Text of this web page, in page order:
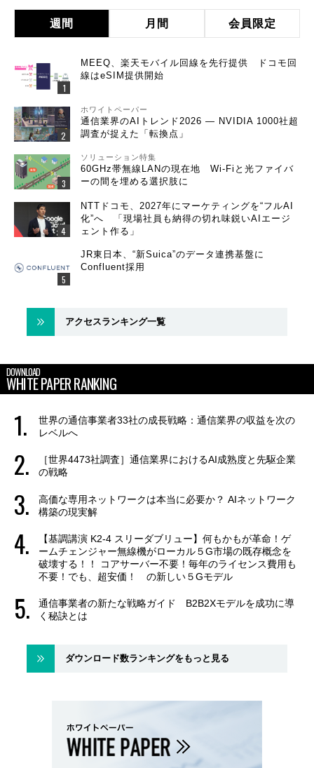
週間 月間 会員限定
MEEQ、楽天モバイル回線を先行提供 ドコモ回
線はeSIM提供開始
ホワイトペーパー
通信業界のAIトレンド2026 ― NVIDIA 1000社超
調査が捉えた「転換点」
ソリューション特集
60GHz帯無線LANの現在地 Wi-Fiと光ファイバ
ーの間を埋める選択肢に
NTTドコモ、2027年にマーケティングを“フルAI
化”へ 「現場社員も納得の切れ味鋭いAIエージ
ェント作る」
JR東日本、“新Suica”のデータ連携基盤に
Confluent採用
アクセスランキング一覧
DOWNLOAD
WHITE PAPER RANKING
世界の通信事業者33社の成長戦略：通信業界の収益を次の
レベルへ
［世界4473社調査］通信業界におけるAI成熟度と先駆企業
の戦略
高価な専用ネットワークは本当に必要か？ AIネットワーク
構築の現実解
【基調講演 K2-4 スリーダブリュー】何もかもが革命！ゲ
ームチェンジャー無線機がローカル５G市場の既存概念を
破壊する！！ コアサーバー不要！毎年のライセンス費用も
不要！でも、超安価！ の新しい５Gモデル
通信事業者の新たな戦略ガイド B2B2Xモデルを成功に導
く秘訣とは
ダウンロード数ランキングをもっと見る